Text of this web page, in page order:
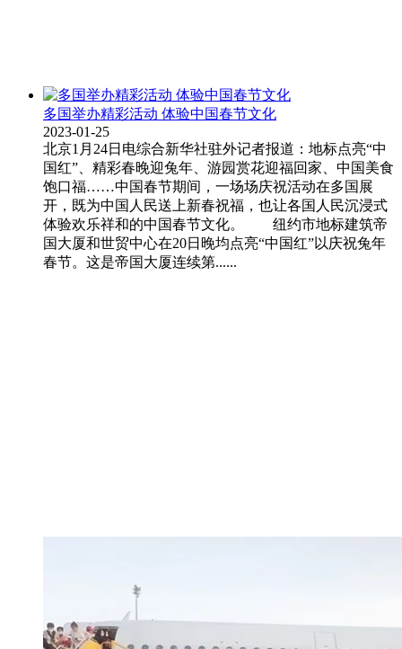
多国举办精彩活动 体验中国春节文化
2023-01-25
北京1月24日电综合新华社驻外记者报道：地标点亮“中
国红”、精彩春晚迎兔年、游园赏花迎福回家、中国美食
饱口福……中国春节期间，一场场庆祝活动在多国展
开，既为中国人民送上新春祝福，也让各国人民沉浸式
体验欢乐祥和的中国春节文化。 纽约市地标建筑帝
国大厦和世贸中心在20日晚均点亮“中国红”以庆祝兔年
春节。这是帝国大厦连续第......